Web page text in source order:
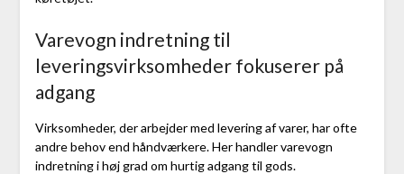
Varevogn indretning til
leveringsvirksomheder fokuserer på
adgang
Virksomheder, der arbejder med levering af varer, har ofte
andre behov end håndværkere. Her handler varevogn
indretning i høj grad om hurtig adgang til gods.